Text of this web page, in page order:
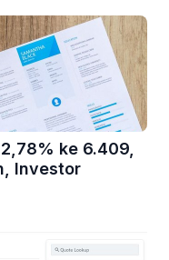
ke 6.409,
Investor